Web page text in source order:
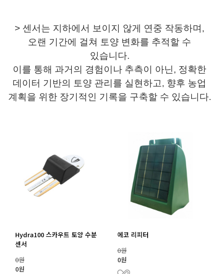
> 센서는 지하에서 보이지 않게 연중 작동하며,
오랜 기간에 걸쳐 토양 변화를 추적할 수
있습니다.
이를 통해 과거의 경험이나 추측이 아닌, 정확한
데이터 기반의 토양 관리를 실현하고, 향후 농업
계획을 위한 장기적인 기록을 구축할 수 있습니다.
Hydra100 스카우트 토양 수분
센서
0원
0원
에코 리피터
0원
0원